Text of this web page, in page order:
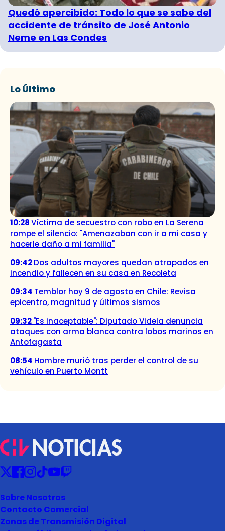
Quedó apercibido: Todo lo que se sabe del
accidente de tránsito de José Antonio
Neme en Las Condes
Lo Último
10:28Víctima de secuestro con robo en La Serena
rompe el silencio: "Amenazaban con ir a mi casa y
hacerle daño a mi familia"
09:42Dos adultos mayores quedan atrapados en
incendio y fallecen en su casa en Recoleta
09:34 Temblor hoy 9 de agosto en Chile: Revisa
epicentro, magnitud y últimos sismos
09:32"Es inaceptable": Diputado Videla denuncia
ataques con arma blanca contra lobos marinos en
Antofagasta
08:54 Hombre murió tras perder el control de su
vehículo en Puerto Montt
Sobre Nosotros
Contacto Comercial
Zonas de Transmisión Digital